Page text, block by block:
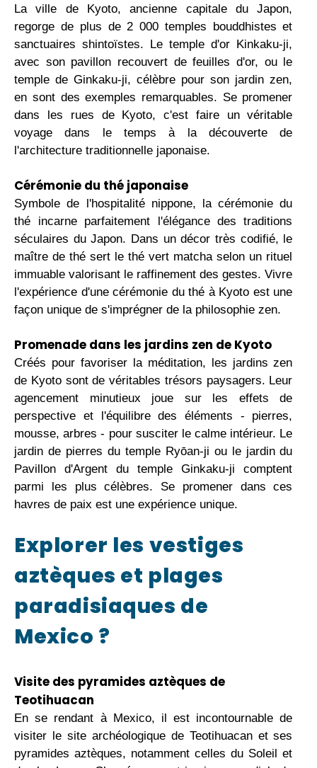
La ville de Kyoto, ancienne capitale du Japon,
regorge de plus de 2 000 temples bouddhistes et
sanctuaires shintoïstes. Le temple d'or Kinkaku-ji,
avec son pavillon recouvert de feuilles d'or, ou le
temple de Ginkaku-ji, célèbre pour son jardin zen,
en sont des exemples remarquables. Se promener
dans les rues de Kyoto, c'est faire un véritable
voyage dans le temps à la découverte de
l'architecture traditionnelle japonaise.
Cérémonie du thé japonaise
Symbole de l'hospitalité nippone, la cérémonie du
thé incarne parfaitement l'élégance des traditions
séculaires du Japon. Dans un décor très codifié, le
maître de thé sert le thé vert matcha selon un rituel
immuable valorisant le raffinement des gestes. Vivre
l'expérience d'une cérémonie du thé à Kyoto est une
façon unique de s'imprégner de la philosophie zen.
Promenade dans les jardins zen de Kyoto
Créés pour favoriser la méditation, les jardins zen
de Kyoto sont de véritables trésors paysagers. Leur
agencement minutieux joue sur les effets de
perspective et l'équilibre des éléments - pierres,
mousse, arbres - pour susciter le calme intérieur. Le
jardin de pierres du temple Ryōan-ji ou le jardin du
Pavillon d'Argent du temple Ginkaku-ji comptent
parmi les plus célèbres. Se promener dans ces
havres de paix est une expérience unique.
Explorer les vestiges
aztèques et plages
paradisiaques de
Mexico ?
Visite des pyramides aztèques de
Teotihuacan
En se rendant à Mexico, il est incontournable de
visiter le site archéologique de Teotihuacan et ses
pyramides aztèques, notamment celles du Soleil et